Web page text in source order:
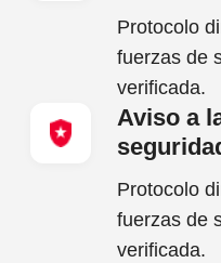
Protocolo
fuerzas de
verificada.
Aviso a
Protocolo
fuerzas de
verificada.